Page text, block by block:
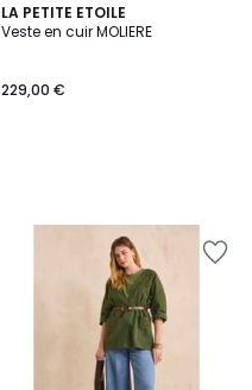
LA PETITE ETOILE
Veste en cuir MOLIERE
229,00 €